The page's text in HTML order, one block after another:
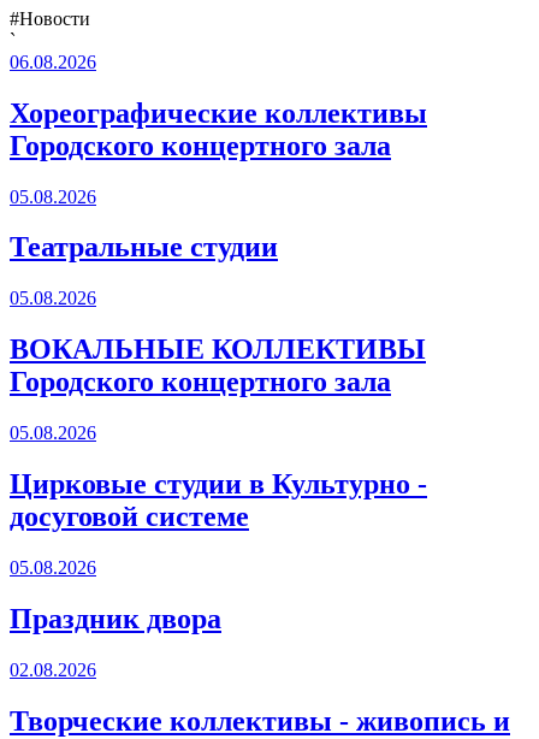
#Новости
`
06.08.2026
Хореографические коллективы
Городского концертного зала
05.08.2026
Театральные студии
05.08.2026
ВОКАЛЬНЫЕ КОЛЛЕКТИВЫ
Городского концертного зала
05.08.2026
Цирковые студии в Культурно -
досуговой системе
05.08.2026
Праздник двора
02.08.2026
Творческие коллективы - живопись и